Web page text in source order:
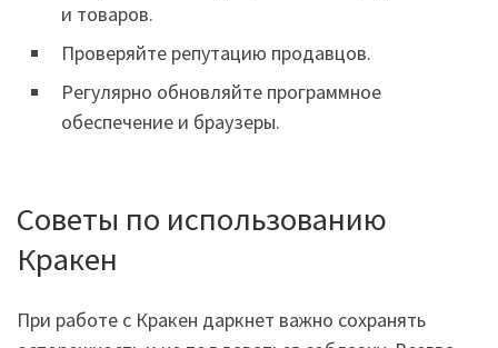
и товаров.
Проверяйте репутацию продавцов.
Регулярно обновляйте программное
обеспечение и браузеры.
Советы по использованию
Кракен
При работе с Кракен даркнет важно сохранять